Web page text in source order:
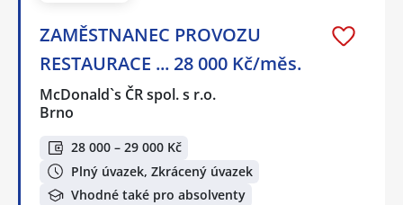
ZAMĚSTNANEC PROVOZU
RESTAURACE ... 28 000 Kč/měs.
McDonald`s ČR spol. s r.o.
Brno
28 000 – 29 000 Kč
Plný úvazek, Zkrácený úvazek
Vhodné také pro absolventy